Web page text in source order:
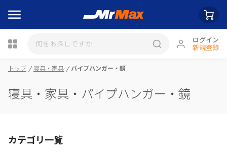
ログイン
新規登録
瓶詰
トップ 寝具・家具 パイプハンガー・鏡
寝具・家具・パイプハンガー・鏡
カテゴリ一覧